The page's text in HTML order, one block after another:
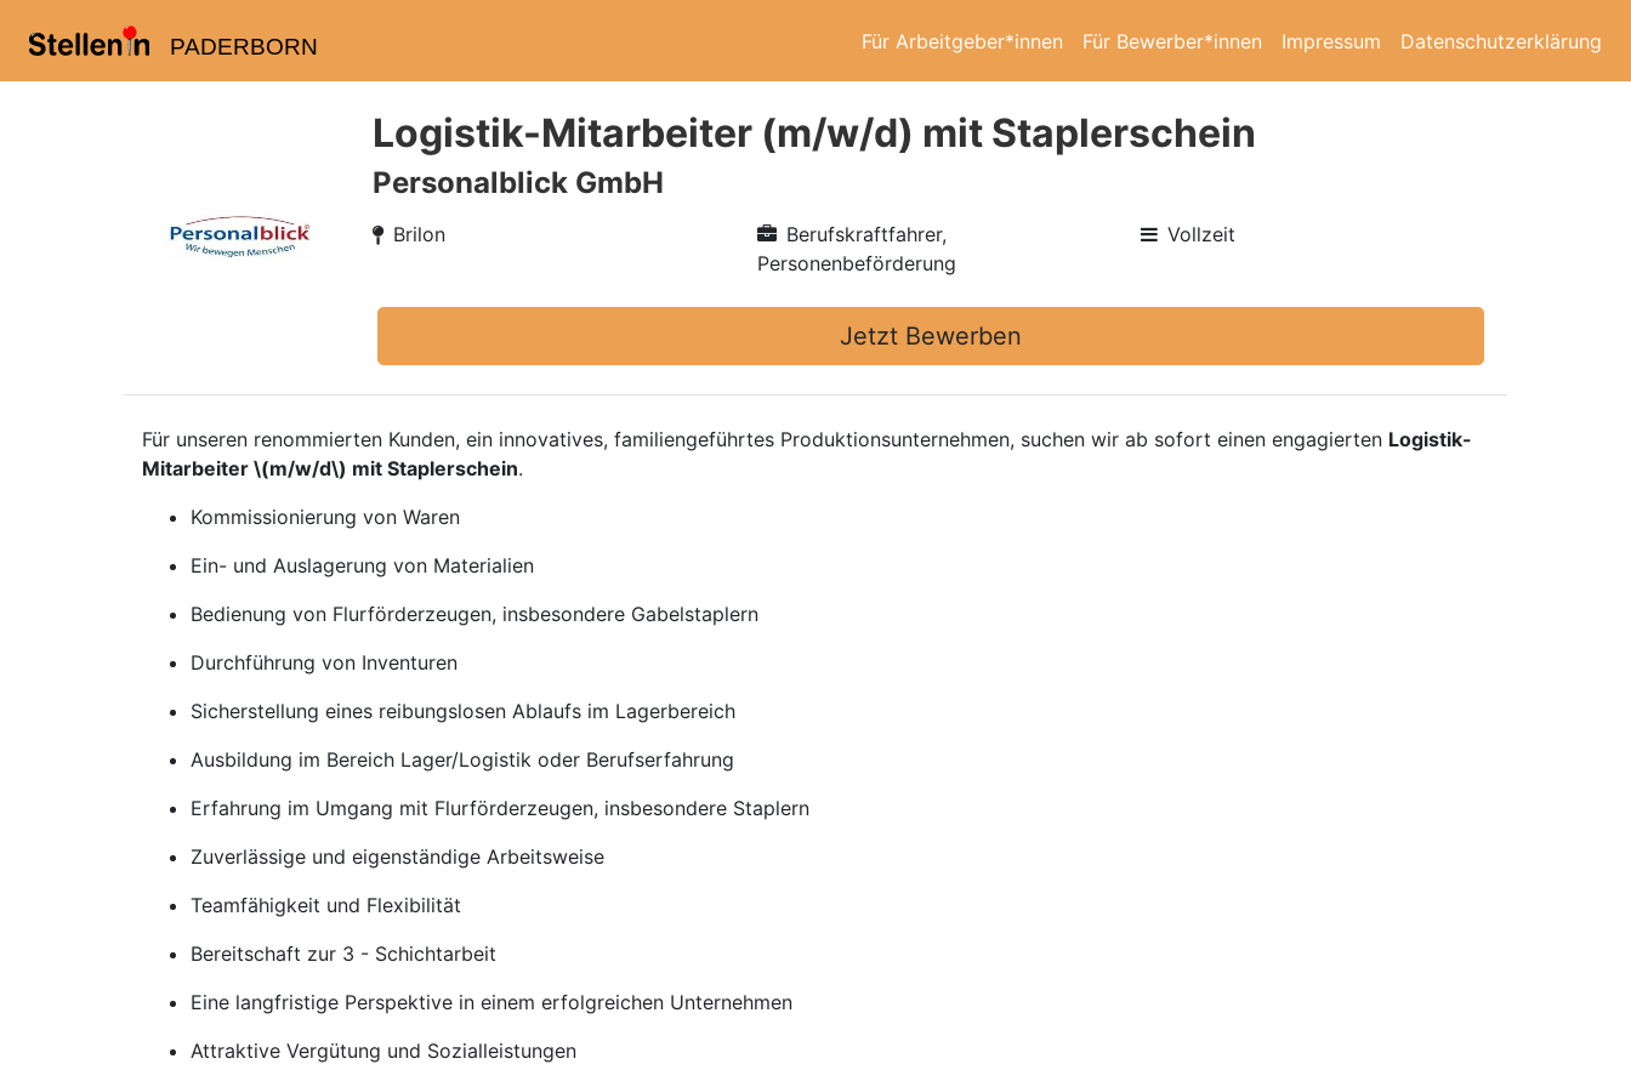
PADERBORN Für Arbeitgeber*innen Für Bewerber*innen Impressum Datenschutzerklärung
Logistik-Mitarbeiter (m/w/d) mit Staplerschein
Personalblick GmbH
Brilon
Berufskraftfahrer,
Personenbeförderung
Vollzeit
Jetzt Bewerben
Für unseren renommierten Kunden, ein innovatives, familiengeführtes Produktionsunternehmen, suchen wir ab sofort einen engagierten Logistik-
Mitarbeiter \(m/w/d\) mit Staplerschein.
Kommissionierung von Waren
Ein- und Auslagerung von Materialien
Bedienung von Flurförderzeugen, insbesondere Gabelstaplern
Durchführung von Inventuren
Sicherstellung eines reibungslosen Ablaufs im Lagerbereich
Ausbildung im Bereich Lager/Logistik oder Berufserfahrung
Erfahrung im Umgang mit Flurförderzeugen, insbesondere Staplern
Zuverlässige und eigenständige Arbeitsweise
Teamfähigkeit und Flexibilität
Bereitschaft zur 3 - Schichtarbeit
Eine langfristige Perspektive in einem erfolgreichen Unternehmen
Attraktive Vergütung und Sozialleistungen